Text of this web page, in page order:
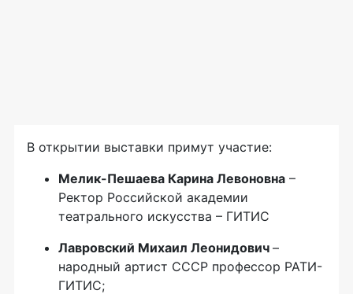
В открытии выставки примут участие:
Мелик-Пешаева Карина Левоновна –
Ректор Российской академии
театрального искусства – ГИТИС
Лавровский Михаил Леонидович –
народный артист СССР профессор РАТИ-
ГИТИС;